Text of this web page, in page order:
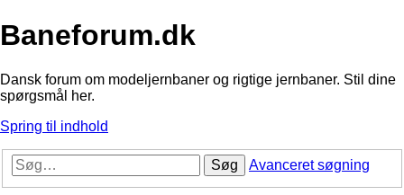
Baneforum.dk
Dansk forum om modeljernbaner og rigtige jernbaner. Stil dine
spørgsmål her.
Spring til indhold
Søg Avanceret søgning